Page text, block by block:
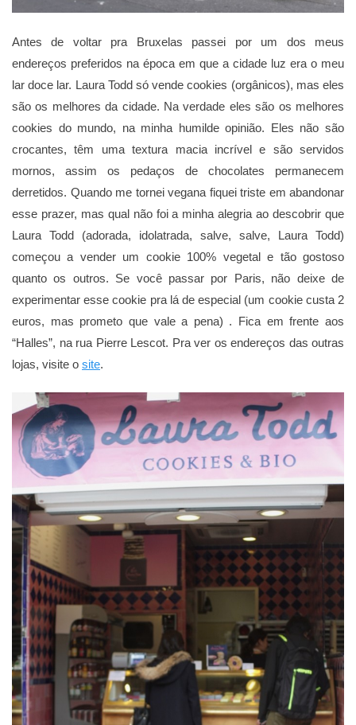
Antes de voltar pra Bruxelas passei por um dos meus
endereços preferidos na época em que a cidade luz era o meu
lar doce lar. Laura Todd só vende cookies (orgânicos), mas eles
são os melhores da cidade. Na verdade eles são os melhores
cookies do mundo, na minha humilde opinião. Eles não são
crocantes, têm uma textura macia incrível e são servidos
mornos, assim os pedaços de chocolates permanecem
derretidos. Quando me tornei vegana fiquei triste em abandonar
esse prazer, mas qual não foi a minha alegria ao descobrir que
Laura Todd (adorada, idolatrada, salve, salve, Laura Todd)
começou a vender um cookie 100% vegetal e tão gostoso
quanto os outros. Se você passar por Paris, não deixe de
experimentar esse cookie pra lá de especial (um cookie custa 2
euros, mas prometo que vale a pena) . Fica em frente aos
“Halles”, na rua Pierre Lescot. Pra ver os endereços das outras
lojas, visite o site.